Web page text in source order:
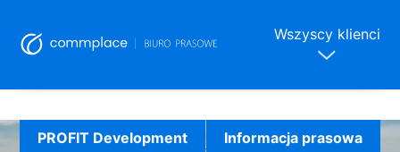
to
content
Wszyscy klienci
PROFIT Development Informacja prasowa